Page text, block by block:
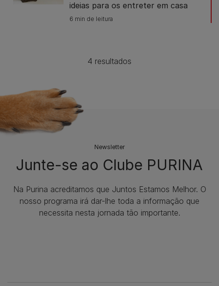
ideias para os entreter em casa
6 min de leitura
4 resultados
Newsletter
Junte-se ao Clube PURINA
Na Purina acreditamos que Juntos Estamos Melhor. O
nosso programa irá dar-lhe toda a informação que
necessita nesta jornada tão importante.